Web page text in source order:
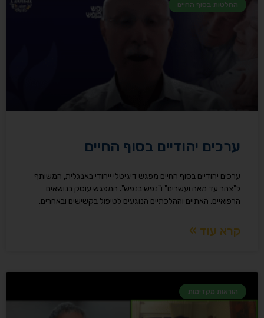
החלטות בסוף החיים
ערכים יהודיים בסוף החיים
ערכים יהודיים בסוף החיים מפגש דיגיטלי ייחודי באנגלית, המשותף
ל"צהר עד מאה ועשרים" ו"נפש בנפש". המפגש עוסק בנושאים
הרפואיים, האתיים וההלכתיים הנוגעים לטיפול בקשישים ובאחרים,
קרא עוד »
הוראות מקדימות